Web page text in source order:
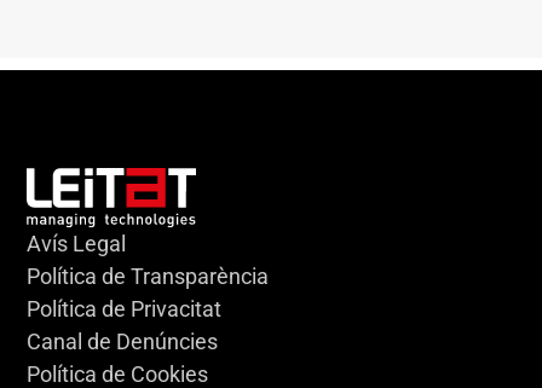
Avís Legal
Política de Transparència
Política de Privacitat
Canal de Denúncies
Política de Cookies